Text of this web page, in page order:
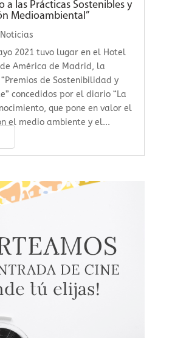
a las Prácticas Sostenibles y
Medioambiental”
Noticias
2021 tuvo lugar en el Hotel
América de Madrid, la
de Sostenibilidad y
concedidos por el diario “La
que pone en valor el
el medio ambiente y el...